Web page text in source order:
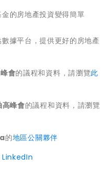
的房地產投資變得簡單
據平台，提供更好的房地產
會的議程和資料，請瀏覽此
高峰會的議程和資料，請瀏覽
的地區公關夥伴
LinkedIn